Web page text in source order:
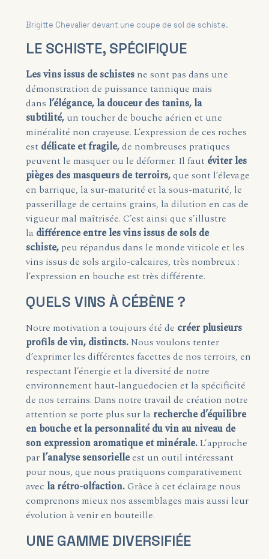
Brigitte Chevalier devant une coupe de sol de schiste.
LE SCHISTE, SPÉCIFIQUE
Les vins issus de schistes ne sont pas dans une
démonstration de puissance tannique mais
dans l’élégance, la douceur des tanins, la
subtilité, un toucher de bouche aérien et une
minéralité non crayeuse. L’expression de ces roches
est délicate et fragile,de nombreuses pratiques
peuvent le masquer ou le déformer. Il faut éviter les
pièges des masqueurs de terroirs,que sont l’élevage
en barrique, la sur-maturité et la sous-maturité, le
passerillage de certains grains, la dilution en cas de
vigueur mal maîtrisée. C’est ainsi que s’illustre
la différence entre les vins issus de sols de
schiste, peu répandus dans le monde viticole et les
vins issus de sols argilo-calcaires, très nombreux :
l’expression en bouche est très différente.
QUELS VINS À CÉBÈNE ?
Notre motivation a toujours été de créer plusieurs
profils de vin, distincts.Nous voulons tenter
d’exprimer les différentes facettes de nos terroirs, en
respectant l’énergie et la diversité de notre
environnement haut-languedocien et la spécificité
de nos terrains. Dans notre travail de création notre
attention se porte plus sur la recherche d’équilibre
en bouche et la personnalité du vin au niveau de
son expression aromatique et minérale.L’approche
par l’analyse sensorielleest un outil intéressant
pour nous, que nous pratiquons comparativement
avec la rétro-olfaction.Grâce à cet éclairage nous
comprenons mieux nos assemblages mais aussi leur
évolution à venir en bouteille.
UNE GAMME DIVERSIFIÉE